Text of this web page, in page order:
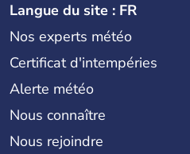
Langue du site : FR
Nos experts météo
Certificat d'intempéries
Alerte météo
Nous connaître
Nous rejoindre